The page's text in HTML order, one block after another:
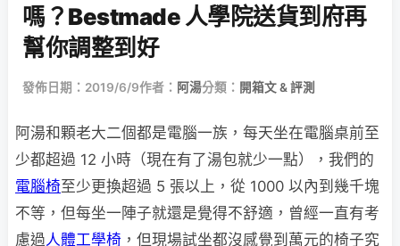
嗎？Bestmade 人學院送貨到府再
幫你調整到好
發佈日期：2019/6/9作者： 阿湯分類： 開箱文 & 評測
阿湯和顆老大二個都是電腦一族，每天坐在電腦桌前至
少都超過 12 小時（現在有了湯包就少一點），我們的
電腦椅至少更換超過 5 張以上，從 1000 以內到幾千塊
不等，但每坐一陣子就還是覺得不舒適，曾經一直有考
慮過人體工學椅 ，但現場試坐都沒感覺到萬元的椅子究